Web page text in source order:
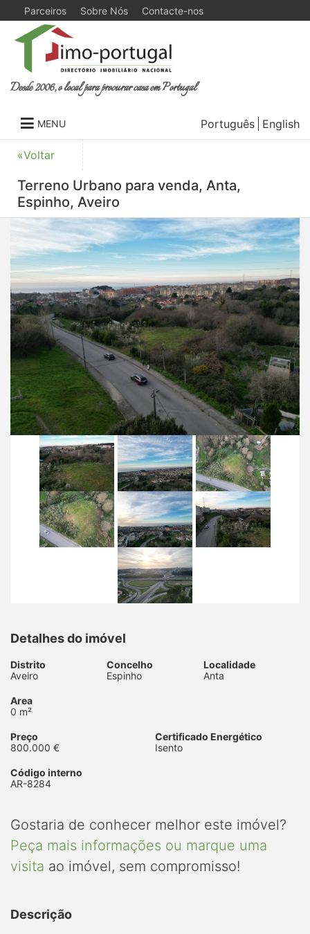
Parceiros Sobre Nós Contacte-nos
Desde 2006, o local para procurar casa em Portugal
MENU Português English
«Voltar
Terreno Urbano para venda, Anta,
Espinho, Aveiro
Detalhes do imóvel
Distrito
Aveiro
Concelho
Espinho
Localidade
Anta
Area
0 m²
Preço
800.000 €
Certificado Energético
Isento
Código interno
AR-8284
Gostaria de conhecer melhor este imóvel?
Peça mais informações ou marque uma
visita ao imóvel, sem compromisso!
Descrição